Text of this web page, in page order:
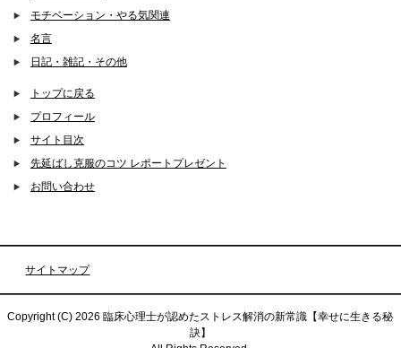
モチベーション・やる気関連
名言
日記・雑記・その他
トップに戻る
プロフィール
サイト目次
先延ばし克服のコツ レポートプレゼント
お問い合わせ
サイトマップ
Copyright (C) 2026 臨床心理士が認めたストレス解消の新常識【幸せに生きる秘
訣】